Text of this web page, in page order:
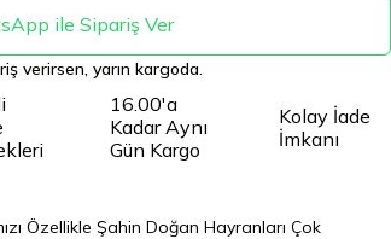
ile Sipariş Ver
verirsen, yarın kargoda.
16.00'a
Kadar Aynı
Gün Kargo
Kolay İade
İmkanı
Özellikle Şahin Doğan Hayranları Çok